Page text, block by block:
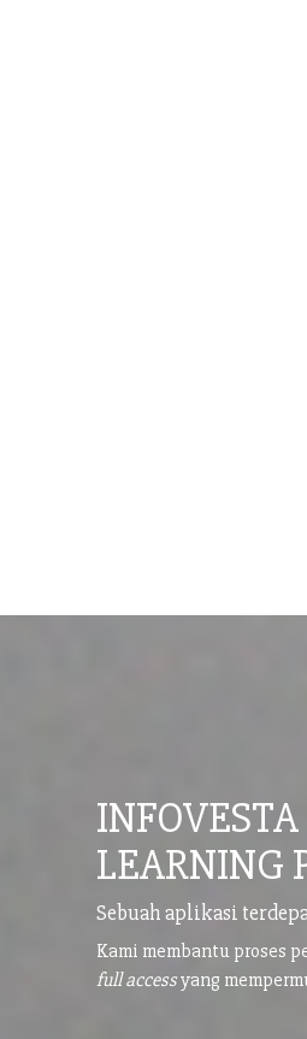
LEARNING
Sebuah aplikasi
Kami membantu proses
full accessyang